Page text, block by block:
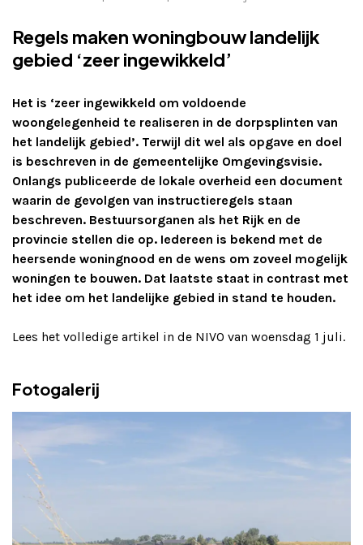
Adreswijziging
Contact
Regels maken woningbouw landelijk
gebied ‘zeer ingewikkeld’
Het is ‘zeer ingewikkeld om voldoende
woongelegenheid te realiseren in de dorpsplinten van
het landelijk gebied’. Terwijl dit wel als opgave en doel
is beschreven in de gemeentelijke Omgevingsvisie.
Onlangs publiceerde de lokale overheid een document
waarin de gevolgen van instructieregels staan
beschreven. Bestuursorganen als het Rijk en de
provincie stellen die op. Iedereen is bekend met de
heersende woningnood en de wens om zoveel mogelijk
woningen te bouwen. Dat laatste staat in contrast met
het idee om het landelijke gebied in stand te houden.
Lees het volledige artikel in de NIVO van woensdag 1 juli.
Fotogalerij